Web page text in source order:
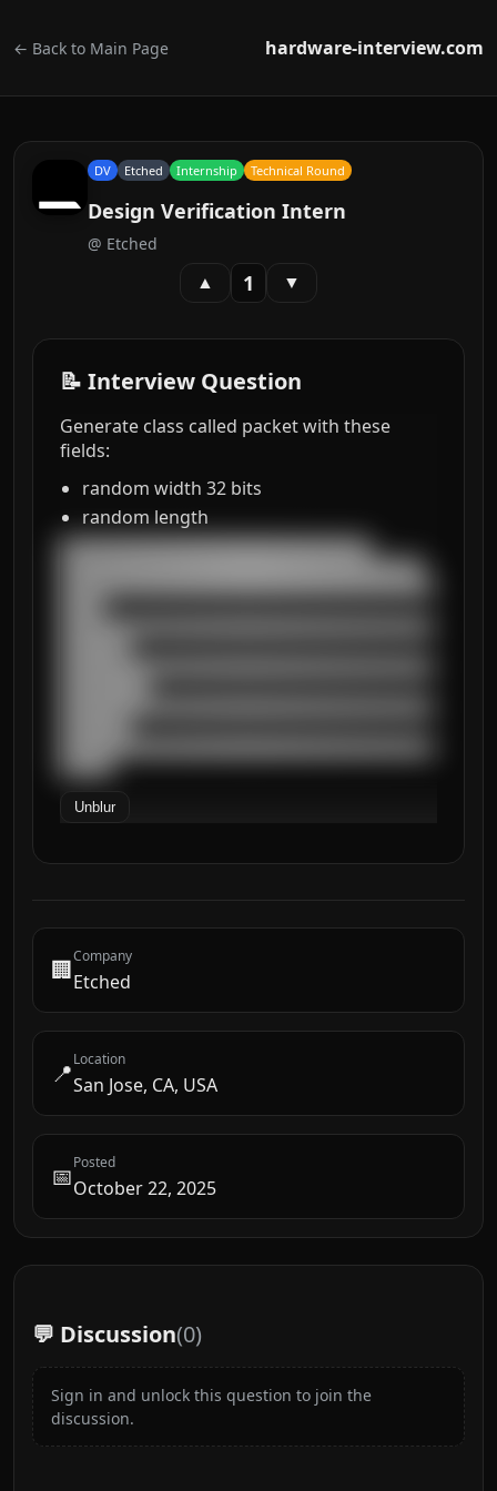
← Back to Main Page hardware-interview.com
DV Etched Internship Technical Round
Design Verification Intern
@ Etched
▲ 1 ▼
📝 Interview Question
Generate class called packet with these
fields:
random width 32 bits
random length
███████████████████████████████████
█████████████████████████████████████████
██████████████████████████████████████████
██████
Unblur
🏢Company
Etched
📍Location
San Jose, CA, USA
📅Posted
October 22, 2025
💬 Discussion(0)
Sign in and unlock this question to join the
discussion.